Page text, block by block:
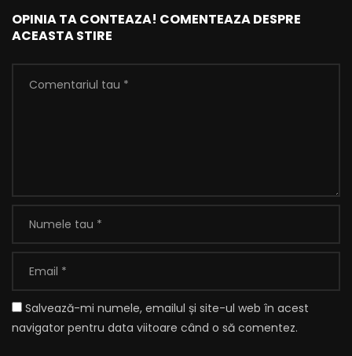
OPINIA TA CONTEAZA! COMENTEAZA DESPRE
ACEASTA STIRE
Salvează-mi numele, emailul și site-ul web în acest
navigator pentru data viitoare când o să comentez.